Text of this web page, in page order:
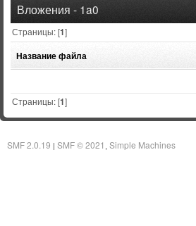
Вложения - 1a0
Страницы: [1]
Название файла
Страницы: [1]
SMF 2.0.19 | SMF © 2021 Simple Machines